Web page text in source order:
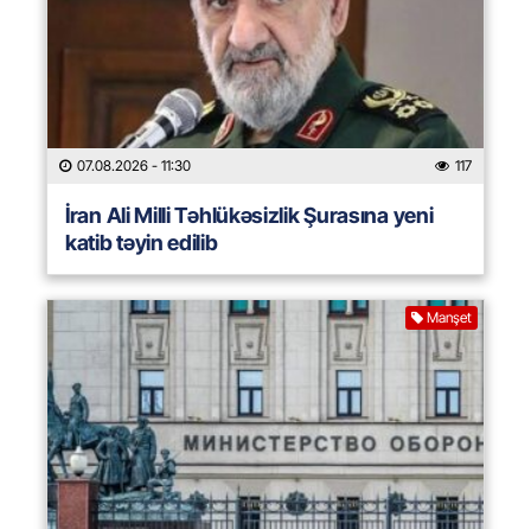
07.08.2026 - 11:30 117
İran Ali Milli Təhlükəsizlik Şurasına yeni
katib təyin edilib
Manşet